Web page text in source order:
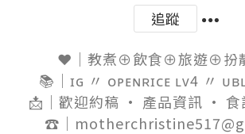
追蹤
❤️｜教煮⊕飲食⊕旅遊⊕扮
📚｜ɪɢ 〃 ᴏᴘᴇɴʀɪᴄᴇ ʟᴠ4 〃
📩｜歡迎約稿 • 產品資訊 • 食
☎️｜